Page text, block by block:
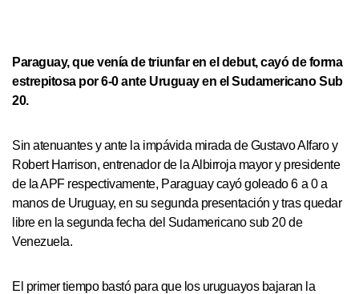
Paraguay, que venía de triunfar en el debut, cayó de forma
estrepitosa por 6-0 ante Uruguay en el Sudamericano Sub
20.
Sin atenuantes y ante la impávida mirada de Gustavo Alfaro y
Robert Harrison, entrenador de la Albirroja mayor y presidente
de la APF respectivamente, Paraguay cayó goleado 6 a 0 a
manos de Uruguay, en su segunda presentación y tras quedar
libre en la segunda fecha del Sudamericano sub 20 de
Venezuela.
El primer tiempo bastó para que los uruguayos bajaran la